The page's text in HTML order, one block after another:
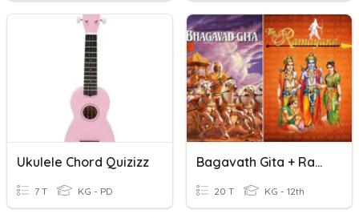
Ukulele Chord Quizizz
7 T KG - PD
Bagavath Gita + Ramayan
20 T KG - 12th